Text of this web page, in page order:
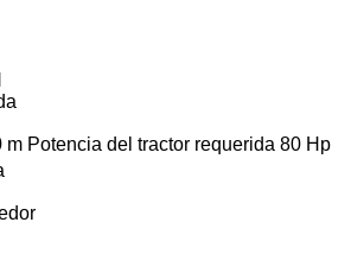
m Potencia del tractor requerida 80 Hp